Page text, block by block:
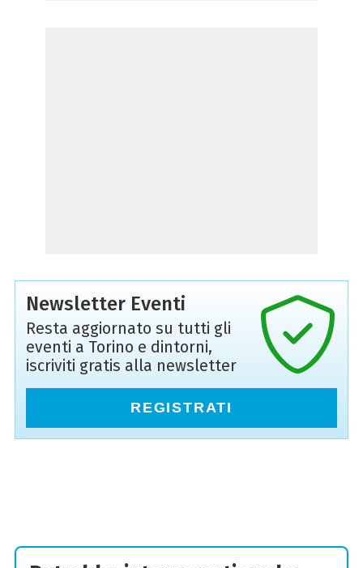
Newsletter Eventi
Resta aggiornato su tutti gli
eventi a Torino e dintorni,
iscriviti gratis alla newsletter
REGISTRATI